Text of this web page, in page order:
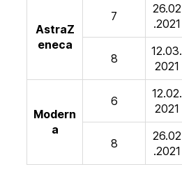
AstraZ
eneca
7
26.02
.2021
8
12.03.
2021
Modern
a
6
12.02.
2021
8
26.02
.2021